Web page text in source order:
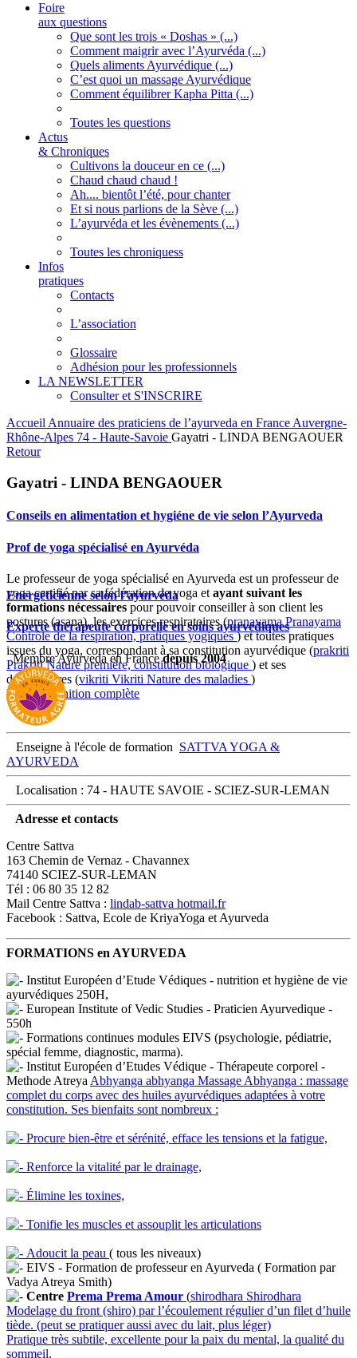
Foire
aux questions
Que sont les trois « Doshas » (...)
Comment maigrir avec l’Ayurvéda (...)
Quels aliments Ayurvédique (...)
C’est quoi un massage Ayurvédique
Comment équilibrer Kapha Pitta (...)
Toutes les questions
Actus
& Chroniques
Cultivons la douceur en ce (...)
Chaud chaud chaud !
Ah.... bientôt l’été, pour chanter
Et si nous parlions de la Sève (...)
L’ayurvéda et les évènements (...)
Toutes les chroniquess
Infos
pratiques
Contacts
L’association
Glossaire
Adhésion pour les professionnels
LA NEWSLETTER
Consulter et S'INSCRIRE
Accueil Annuaire des praticiens de l’ayurveda en France Auvergne-
Rhône-Alpes 74 - Haute-Savoie Gayatri - LINDA BENGAOUER
Retour
Gayatri - LINDA BENGAOUER
Conseils en alimentation et hygiéne de vie selon l’Ayurveda
Prof de yoga spécialisé en Ayurvéda
Le professeur de yoga spécialisé en Ayurveda est un professeur de
yoga certifié par sa fédération de yoga et ayant suivant les
formations nécessaires pour pouvoir conseiller à son client les
postures (asana), les exercices respiratoires (pranayama Pranayama
Contrôle de la respiration, pratiques yogiques ) et toutes pratiques
issues du yoga, correspondant à sa constitution ayurvédique (prakriti
Prakriti Nature première, constitution biologique ) et ses
déséquilibres (vikriti Vikriti Nature des maladies )
Voir la définition complète
Energéticienne selon l’ayurvéda
Experte thérapeute corporelle en soins ayurvédiques
Membre Ayurveda en Francedepuis 2004
Enseigne à l'école de formation SATTVA YOGA &
AYURVEDA
Localisation : 74 - HAUTE SAVOIE - SCIEZ-SUR-LEMAN
Adresse et contacts
Centre Sattva
163 Chemin de Vernaz - Chavannex
74140 SCIEZ-SUR-LEMAN
Tél : 06 80 35 12 82
Mail Centre Sattva : lindab-sattva hotmail.fr
Facebook : Sattva, Ecole de KriyaYoga et Ayurveda
FORMATIONS en AYURVEDA
Institut Européen d’Etude Védiques - nutrition et hygiène de vie
ayurvédiques 250H,
European Institute of Vedic Studies - Praticien Ayurvedique -
550h
Formations continues modules EIVS (psychologie, pédiatrie,
spécial femme, diagnostic, marma).
Institut Européen d’Etudes Védique - Thérapeute corporel -
Methode Atreya Abhyanga abhyanga Massage Abhyanga : massage
complet du corps avec des huiles ayurvédiques adaptées à votre
constitution. Ses bienfaits sont nombreux :
Procure bien-être et sérénité, efface les tensions et la fatigue,
Renforce la vitalité par le drainage,
Élimine les toxines,
Tonifie les muscles et assouplit les articulations
Adoucit la peau ( tous les niveaux)
EIVS - Formation de professeur en Ayurveda ( Formation par
Vadya Atreya Smith)
Centre Prema Prema Amour (shirodhara Shirodhara
Modelage du front (shiro) par l’écoulement régulier d’un filet d’huile
tiède. (peut se pratiquer aussi avec du lait, plus léger)
Pratique très subtile, excellente pour la paix du mental, la qualité du
sommeil.